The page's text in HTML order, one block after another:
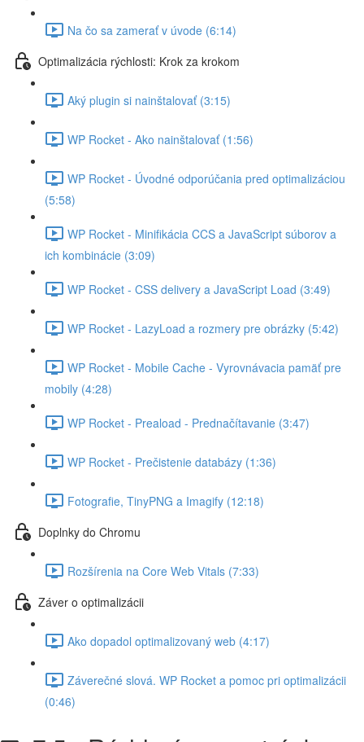
Na čo sa zamerať v úvode (6:14)
Optimalizácia rýchlosti: Krok za krokom
Aký plugin si nainštalovať (3:15)
WP Rocket - Ako nainštalovať (1:56)
WP Rocket - Úvodné odporúčania pred optimalizáciou
(5:58)
WP Rocket - Minifikácia CCS a JavaScript súborov a
ich kombinácie (3:09)
WP Rocket - CSS delivery a JavaScript Load (3:49)
WP Rocket - LazyLoad a rozmery pre obrázky (5:42)
WP Rocket - Mobile Cache - Vyrovnávacia pamäť pre
mobily (4:28)
WP Rocket - Preaload - Prednačítavanie (3:47)
WP Rocket - Prečistenie databázy (1:36)
Fotografie, TinyPNG a Imagify (12:18)
Doplnky do Chromu
Rozšírenia na Core Web Vitals (7:33)
Záver o optimalizácii
Ako dopadol optimalizovaný web (4:17)
Záverečné slová. WP Rocket a pomoc pri optimalizácii
(0:46)